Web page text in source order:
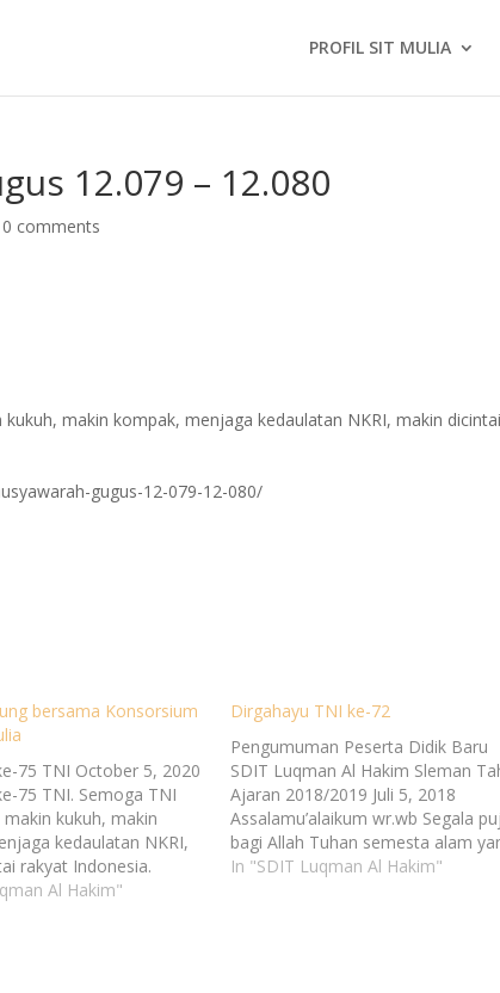
PROFIL SIT MULIA
12.079 – 12.080
0 comments
makin kompak, menjaga kedaulatan NKRI, makin dicintai
gugus-12-079-12-080/
bersama Konsorsium
75 TNI October 5, 2020
75 TNI. Semoga TNI
kukuh, makin
kedaulatan NKRI,
rakyat Indonesia.
Al Hakim"
Dirgahayu TNI ke-72
Pengumuman Peserta Didik Baru
SDIT Luqman Al Hakim Sleman
Ajaran 2018/2019 Juli 5, 2018
Assalamu’alaikum wr.wb Segala
bagi Allah Tuhan semesta alam
telah memberikan segala nikmat
In "SDIT Luqman Al Hakim"